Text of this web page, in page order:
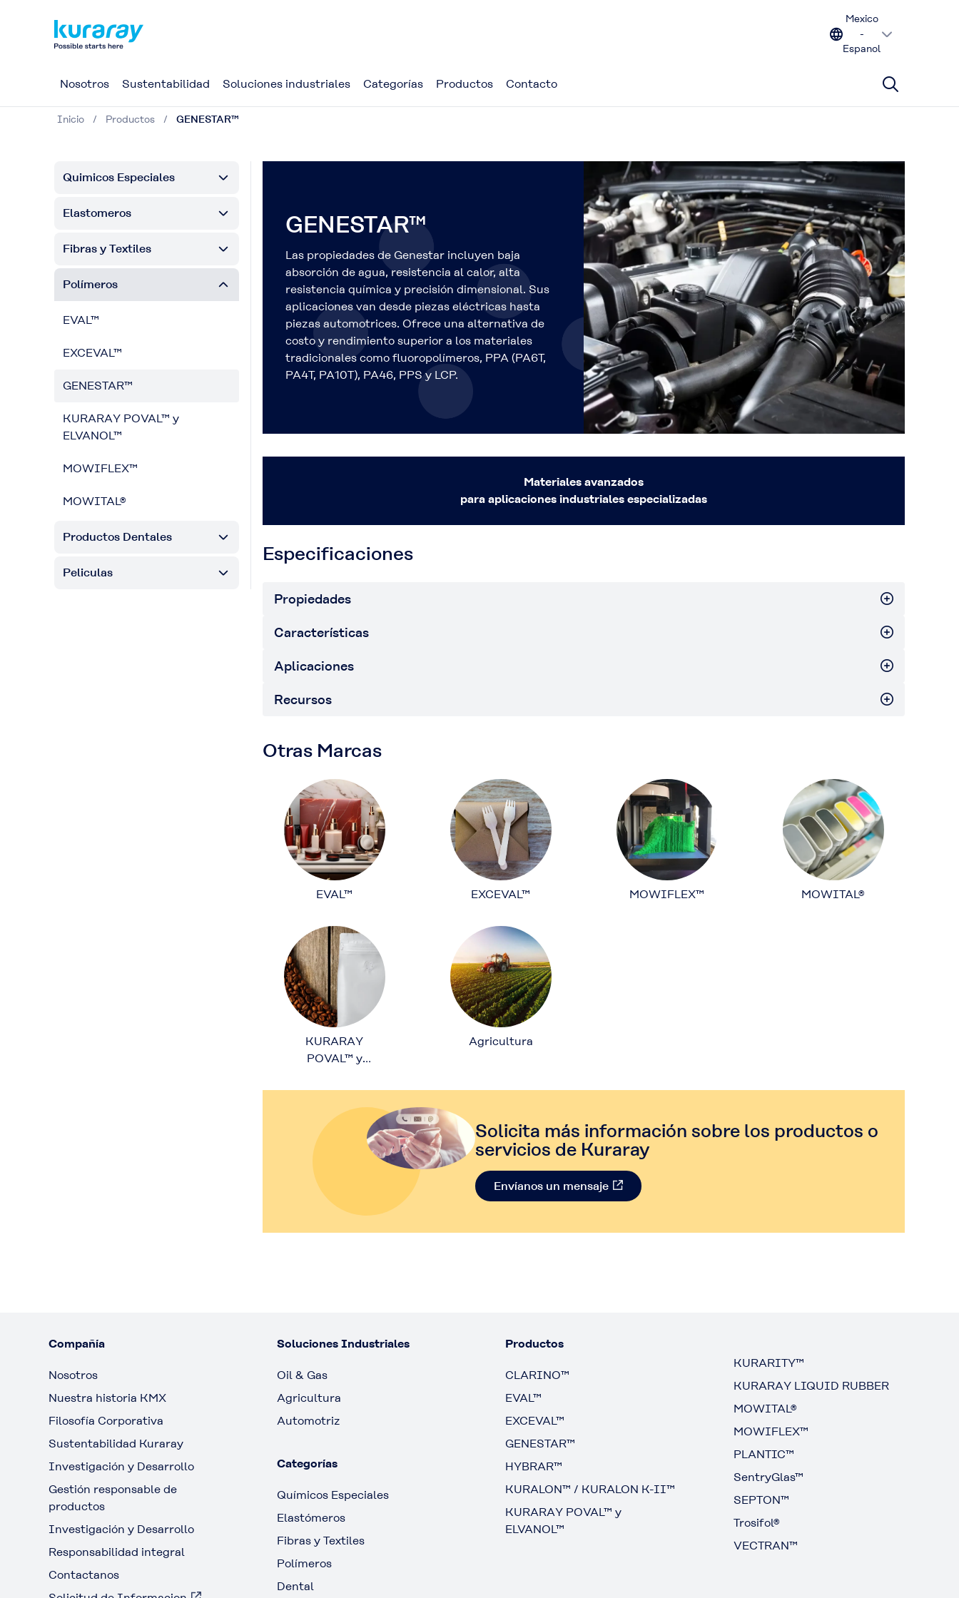
Mexico
-
Espanol
Nosotros Sustentabilidad Soluciones industriales Categorías Productos Contacto
Inicio Productos GENESTAR™
Quimicos Especiales
Elastomeros
Fibras y Textiles
Polímeros
EVAL™
EXCEVAL™
GENESTAR™
KURARAY POVAL™ y
ELVANOL™
MOWIFLEX™
MOWITAL®
Productos Dentales
Peliculas
GENESTAR™
Las propiedades de Genestar incluyen baja
absorción de agua, resistencia al calor, alta
resistencia química y precisión dimensional. Sus
aplicaciones van desde piezas eléctricas hasta
piezas automotrices. Ofrece una alternativa de
costo y rendimiento superior a los materiales
tradicionales como fluoropolímeros, PPA (PA6T,
PA4T, PA10T), PA46, PPS y LCP.
Materiales avanzados
para aplicaciones industriales especializadas
Especificaciones
Propiedades
Características
Aplicaciones
Recursos
Otras Marcas
EVAL™ EXCEVAL™ MOWIFLEX™ MOWITAL®
KURARAY
POVAL™ y
Agricultura
Solicita más información sobre los productos o
servicios de Kuraray​
Envíanos un mensaje​
Compañía
Nosotros
Nuestra historia KMX
Filosofía Corporativa
Sustentabilidad Kuraray
Investigación y Desarrollo
Gestión responsable de
productos
Investigación y Desarrollo
Responsabilidad integral
Contactanos
Soluciones Industriales
Oil & Gas
Agricultura
Automotriz
Categorías
Químicos Especiales
Elastómeros
Fibras y Textiles
Polímeros
Dental
Productos
CLARINO™
EVAL™
EXCEVAL™
GENESTAR™
HYBRAR™
KURALON™ / KURALON K-II™
KURARAY POVAL™ y
ELVANOL™
KURARITY™
KURARAY LIQUID RUBBER
MOWITAL®
MOWIFLEX™
PLANTIC™
SentryGlas™
SEPTON™
Trosifol®
VECTRAN™